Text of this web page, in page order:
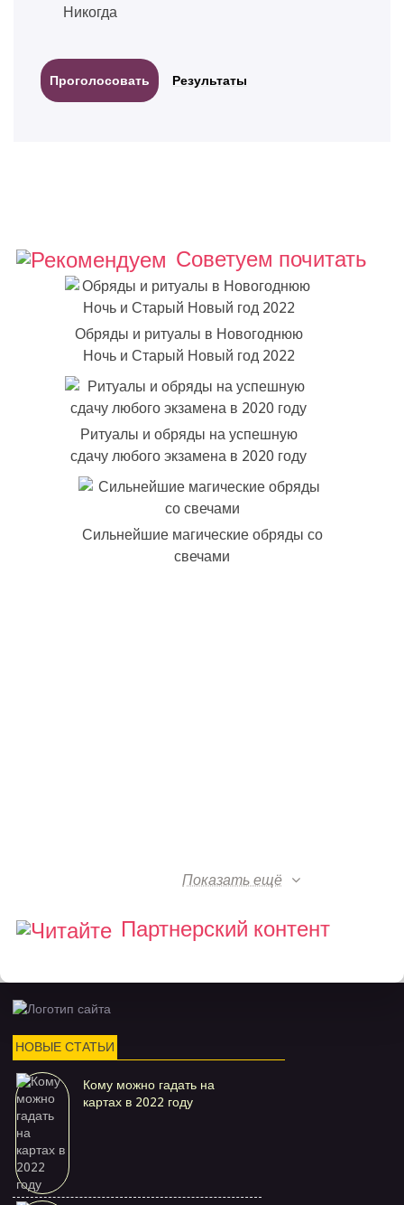
Никогда
Результаты
Советуем почитать
Обряды и ритуалы в Новогоднюю
Ночь и Старый Новый год 2022
Ритуалы и обряды на успешную
сдачу любого экзамена в 2020 году
Сильнейшие магические обряды со
свечами
Показать ещё
Партнерский контент
НОВЫЕ СТАТЬИ
Кому можно гадать на
картах в 2022 году